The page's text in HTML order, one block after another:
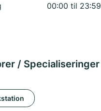
00:00 til 23:59
/ Specialiseringer